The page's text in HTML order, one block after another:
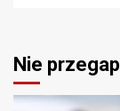
Nie przegap